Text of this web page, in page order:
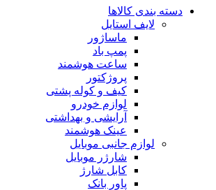
دسته بندی کالاها
لایف استایل
ماساژور
پمپ باد
ساعت هوشمند
پروژکتور
کیف و کوله پشتی
لوازم خودرو
آرایشی و بهداشتی
عینک هوشمند
لوازم جانبی موبایل
شارژر موبایل
کابل شارژ
پاور بانک